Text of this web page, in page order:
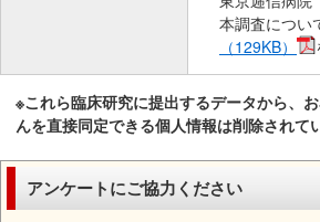
本調査につい
（129KB）
※これら臨床研究に提出するデータから、
んを直接同定できる個人情報は削除されて
アンケートにご協力ください